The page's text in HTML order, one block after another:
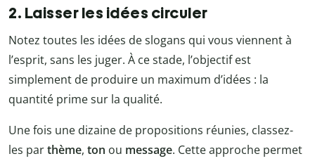
2. Laisser les idées circuler
Notez toutes les idées de slogans qui vous viennent à
l’esprit, sans les juger. À ce stade, l’objectif est
simplement de produire un maximum d’idées : la
quantité prime sur la qualité.
Une fois une dizaine de propositions réunies, classez-
les parthème, ton ou message. Cette approche permet